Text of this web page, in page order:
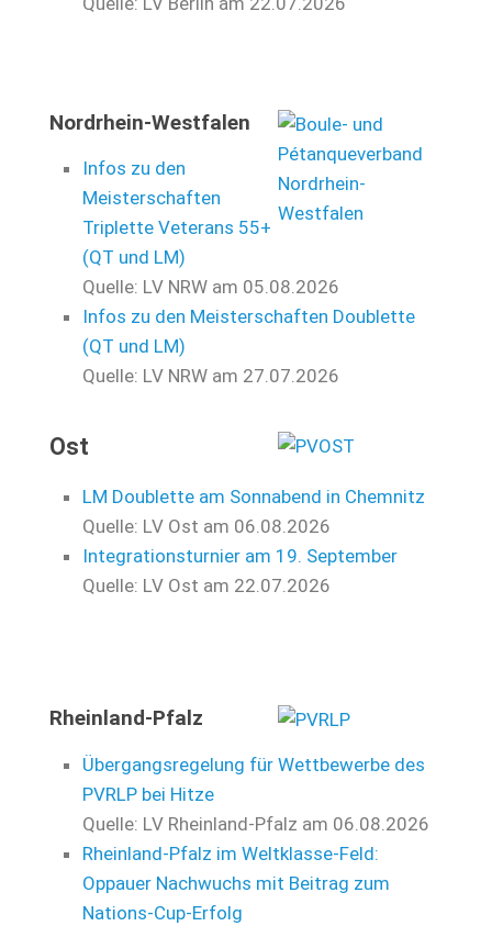
Nordrhein-Westfalen
Infos zu den
Meisterschaften
Triplette Veterans 55+
(QT und LM)
Quelle: LV NRW am 05.08.2026
Infos zu den Meisterschaften Doublette
(QT und LM)
Quelle: LV NRW am 27.07.2026
Ost
LM Doublette am Sonnabend in Chemnitz
Quelle: LV Ost am 06.08.2026
Integrationsturnier am 19. September
Quelle: LV Ost am 22.07.2026
Rheinland-Pfalz
Übergangsregelung für Wettbewerbe des
PVRLP bei Hitze
Quelle: LV Rheinland-Pfalz am 06.08.2026
Rheinland‑Pfalz im Weltklasse‑Feld:
Oppauer Nachwuchs mit Beitrag zum
Nations‑Cup‑Erfolg